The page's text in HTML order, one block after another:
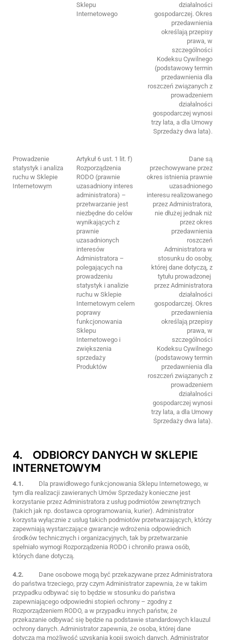
Sklepu
Internetowego
działalności
gospodarczej. Okres
przedawnienia
określają przepisy
prawa, w
szczególności
Kodeksu Cywilnego
(podstawowy termin
przedawnienia dla
roszczeń związanych z
prowadzeniem
działalności
gospodarczej wynosi
trzy lata, a dla Umowy
Sprzedaży dwa lata).
Prowadzenie
statystyk i analiza
ruchu w Sklepie
Internetowym
Artykuł 6 ust. 1 lit. f)
Rozporządzenia
RODO (prawnie
uzasadniony interes
administratora) –
przetwarzanie jest
niezbędne do celów
wynikających z
prawnie
uzasadnionych
interesów
Administratora –
polegających na
prowadzeniu
statystyk i analizie
ruchu w Sklepie
Internetowym celem
poprawy
funkcjonowania
Sklepu
Internetowego i
zwiększenia
sprzedaży
Produktów
Dane są
przechowywane przez
okres istnienia prawnie
uzasadnionego
interesu realizowanego
przez Administratora,
nie dłużej jednak niż
przez okres
przedawnienia
roszczeń
Administratora w
stosunku do osoby,
której dane dotyczą, z
tytułu prowadzonej
przez Administratora
działalności
gospodarczej. Okres
przedawnienia
określają przepisy
prawa, w
szczególności
Kodeksu Cywilnego
(podstawowy termin
przedawnienia dla
roszczeń związanych z
prowadzeniem
działalności
gospodarczej wynosi
trzy lata, a dla Umowy
Sprzedaży dwa lata).
4. ODBIORCY DANYCH W SKLEPIE
INTERNETOWYM
4.1. Dla prawidłowego funkcjonowania Sklepu Internetowego, w
tym dla realizacji zawieranych Umów Sprzedaży konieczne jest
korzystanie przez Administratora z usług podmiotów zewnętrznych
(takich jak np. dostawca oprogramowania, kurier). Administrator
korzysta wyłącznie z usług takich podmiotów przetwarzających, którzy
zapewniają wystarczające gwarancje wdrożenia odpowiednich
środków technicznych i organizacyjnych, tak by przetwarzanie
spełniało wymogi Rozporządzenia RODO i chroniło prawa osób,
których dane dotyczą.
4.2. Dane osobowe mogą być przekazywane przez Administratora
do państwa trzeciego, przy czym Administrator zapewnia, że w takim
przypadku odbywać się to będzie w stosunku do państwa
zapewniającego odpowiedni stopień ochrony – zgodny z
Rozporządzeniem RODO, a w przypadku innych państw, że
przekazanie odbywać się będzie na podstawie standardowych klauzul
ochrony danych. Administrator zapewnia, że osoba, której dane
dotyczą ma możliwość uzyskania kopii swoich danych. Administrator